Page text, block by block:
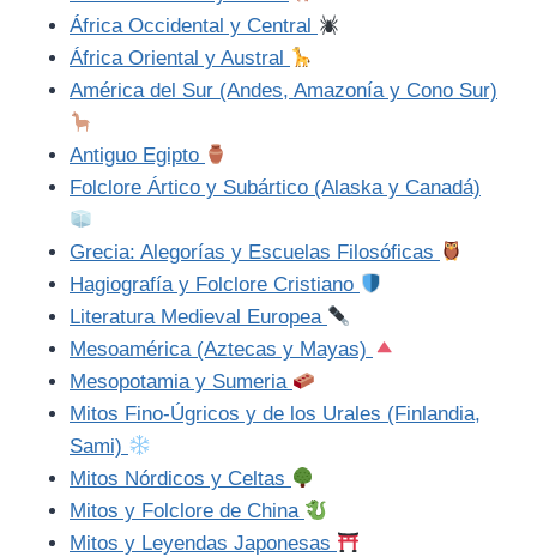
África Occidental y Central
África Oriental y Austral
América del Sur (Andes, Amazonía y Cono Sur)
Antiguo Egipto
Folclore Ártico y Subártico (Alaska y Canadá)
Grecia: Alegorías y Escuelas Filosóficas
Hagiografía y Folclore Cristiano
Literatura Medieval Europea
Mesoamérica (Aztecas y Mayas)
Mesopotamia y Sumeria
Mitos Fino-Úgricos y de los Urales (Finlandia,
Sami)
Mitos Nórdicos y Celtas
Mitos y Folclore de China
Mitos y Leyendas Japonesas